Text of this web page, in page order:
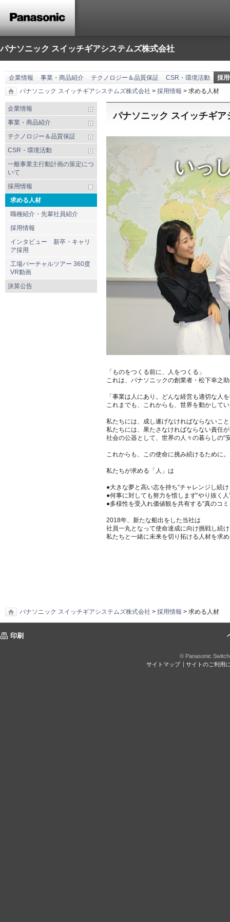
パナソニック スイッチギアシステムズ株式会社
企業情報 事業・商品紹介 テクノロジー＆品質保証 CSR・環境活動
採
パナソニック スイッチギアシステムズ株式会社 > 採用情報 > 求める人材
パナソニック スイッチギ
「ものをつくる前に、人をつくる」
これは、パナソニックの創業者・松下幸之
「事業は人にあり。どんな経営も適切な人
これまでも、これからも、世界を動かして
私たちには、成し遂げなければならないこ
私たちには、果たさなければならない責任
社会の公器として、世界の人々の暮らしの“
これからも、この使命に挑み続けるために。
私たちが求める「人」は
●大きな夢と高い志を持ち“チャレンジし続け
●何事に対しても努力を惜しまず“やり抜く人
●多様性を受入れ価値観を共有する“真のコ
2018年、新たな船出をした当社は
社員一丸となって使命達成に向け挑戦し続
私たちと一緒に未来を切り拓ける人材を求
企業情報
事業・商品紹介
テクノロジー＆品質保証
CSR・環境活動
一般事業主行動計画の策定につ
いて
採用情報
求める人材
職種紹介・先輩社員紹介
採用情報
インタビュー 新卒・キャリ
ア採用
工場バーチャルツアー 360度
VR動画
決算公告
パナソニック スイッチギアシステムズ株式会社 > 採用情報 > 求める人材
印刷
© Panasonic
サイトマップ
サイトのご利用